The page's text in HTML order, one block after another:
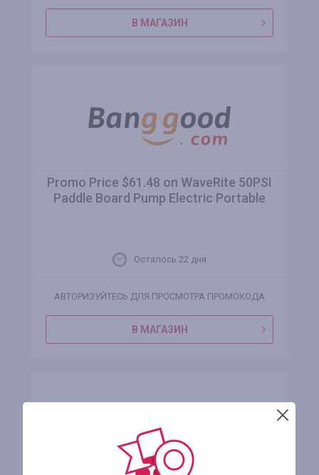
В МАГАЗИН
Promo Price $61.48 on WaveRite 50PSI
Paddle Board Pump Electric Portable
Осталось 22 дня
АВТОРИЗУЙТЕСЬ ДЛЯ ПРОСМОТРА ПРОМОКОДА
В МАГАЗИН